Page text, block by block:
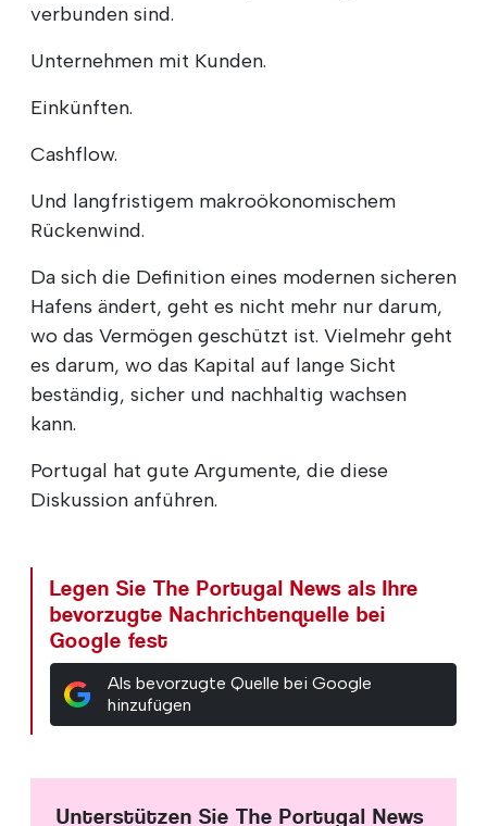
verbunden sind.
Unternehmen mit Kunden.
Einkünften.
Cashflow.
Und langfristigem makroökonomischem
Rückenwind.
Da sich die Definition eines modernen sicheren
Hafens ändert, geht es nicht mehr nur darum,
wo das Vermögen geschützt ist. Vielmehr geht
es darum, wo das Kapital auf lange Sicht
beständig, sicher und nachhaltig wachsen
kann.
Portugal hat gute Argumente, die diese
Diskussion anführen.
Legen Sie The Portugal News als Ihre
bevorzugte Nachrichtenquelle bei
Google fest
Als bevorzugte Quelle bei Google
hinzufügen
Unterstützen Sie The Portugal News